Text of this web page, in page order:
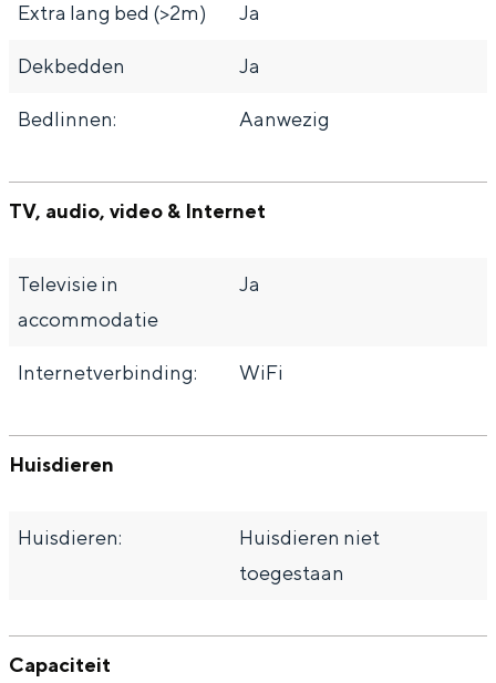
Extra lang bed (>2m) Ja
Dekbedden Ja
Bedlinnen: Aanwezig
TV, audio, video & Internet
Televisie in
accommodatie
Ja
Internetverbinding: WiFi
Huisdieren
Huisdieren:
Huisdieren niet
toegestaan
Capaciteit